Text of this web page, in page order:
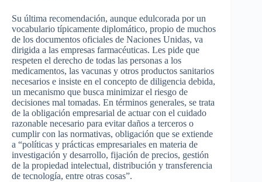
Su última recomendación, aunque edulcorada por un
vocabulario típicamente diplomático, propio de muchos
de los documentos oficiales de Naciones Unidas, va
dirigida a las empresas farmacéuticas. Les pide que
respeten el derecho de todas las personas a los
medicamentos, las vacunas y otros productos sanitarios
necesarios e insiste en el concepto de diligencia debida,
un mecanismo que busca minimizar el riesgo de
decisiones mal tomadas. En términos generales, se trata
de la obligación empresarial de actuar con el cuidado
razonable necesario para evitar daños a terceros o
cumplir con las normativas, obligación que se extiende
a “políticas y prácticas empresariales en materia de
investigación y desarrollo, fijación de precios, gestión
de la propiedad intelectual, distribución y transferencia
de tecnología, entre otras cosas”.